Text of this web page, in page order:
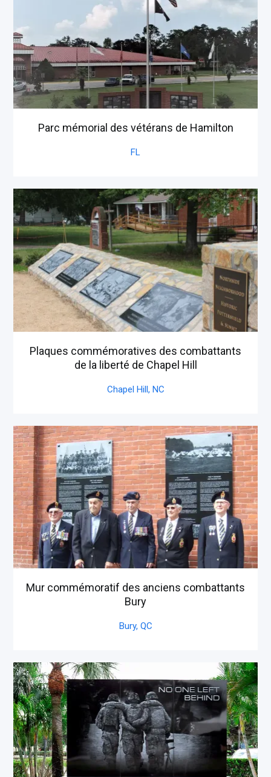
Parc mémorial des vétérans de Hamilton
FL
Plaques commémoratives des combattants
de la liberté de Chapel Hill
Chapel Hill, NC
Mur commémoratif des anciens combattants
Bury
Bury, QC